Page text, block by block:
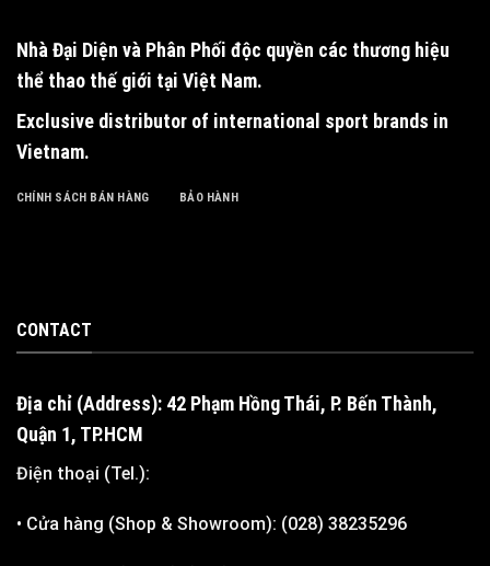
Nhà Đại Diện và Phân Phối độc quyền các thương hiệu
thể thao thế giới tại Việt Nam.
Exclusive distributor of international sport brands in
Vietnam.
CHÍNH SÁCH BÁN HÀNG BẢO HÀNH
CONTACT
Địa chỉ (Address): 42 Phạm Hồng Thái, P. Bến Thành,
Quận 1, TP.HCM
Điện thoại (Tel.):
• Cửa hàng (Shop & Showroom): (028) 38235296